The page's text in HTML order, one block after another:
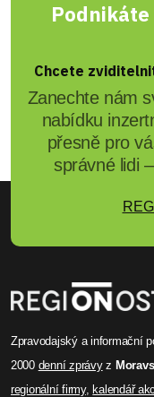
Podnikáte
Chcete
Zanechte nám
nabídku
přesně pro
správné lidi
Zpravodajský a informační
2000 denní zprávyz
regionální firmy, kalendář